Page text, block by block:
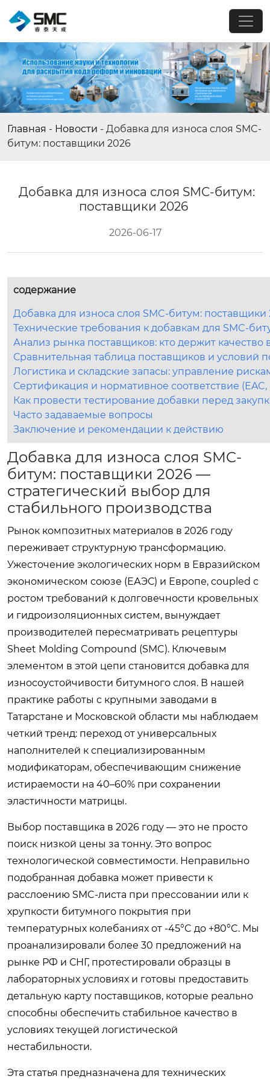
Главная - Новости - Добавка для износа слоя SMC-
битум: поставщики 2026
Добавка для износа слоя SMC-битум:
поставщики 2026
2026-06-17
содержание
Добавка для износа слоя SMC-битум:
Технические требования к добавкам для SMC-
Анализ рынка поставщиков: кто держит качество
Сравнительная таблица поставщиков и условий
Логистика и складские запасы: управление
Сертификация и нормативное соответствие (EAC,
Как провести тестирование добавки перед
Часто задаваемые вопросы
Заключение и рекомендации к действию
Добавка для износа слоя SMC-
битум: поставщики 2026 —
стратегический выбор для
стабильного производства
Рынок композитных материалов в 2026 году
переживает структурную трансформацию.
Ужесточение экологических норм в Евразийском
экономическом союзе (ЕАЭС) и Европе, coupled с
ростом требований к долговечности кровельных
и гидроизоляционных систем, вынуждает
производителей пересматривать рецептуры
Sheet Molding Compound (SMC). Ключевым
элементом в этой цепи становится добавка для
износоустойчивости битумного слоя. В нашей
практике работы с крупными заводами в
Татарстане и Московской области мы наблюдаем
четкий тренд: переход от универсальных
наполнителей к специализированным
модификаторам, обеспечивающим снижение
истираемости на 40–60% при сохранении
эластичности матрицы.
Выбор поставщика в 2026 году — это не просто
поиск низкой цены за тонну. Это вопрос
технологической совместимости. Неправильно
подобранная добавка может привести к
расслоению SMC-листа при прессовании или к
хрупкости битумного покрытия при
температурных колебаниях от -45°C до +80°C. Мы
проанализировали более 30 предложений на
рынке РФ и СНГ, протестировали образцы в
лабораторных условиях и готовы предоставить
детальную карту поставщиков, которые реально
способны обеспечить стабильное качество в
условиях текущей логистической
нестабильности.
Эта статья предназначена для технических